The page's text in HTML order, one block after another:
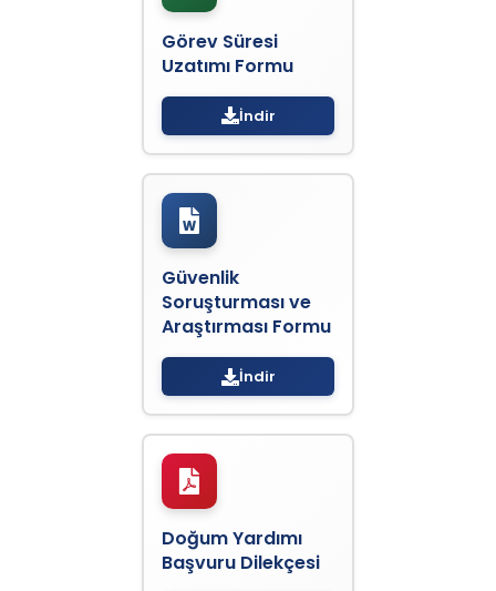
Görev Süresi
Uzatımı Formu
İndir
Güvenlik
Soruşturması ve
Araştırması Formu
İndir
Doğum Yardımı
Başvuru Dilekçesi